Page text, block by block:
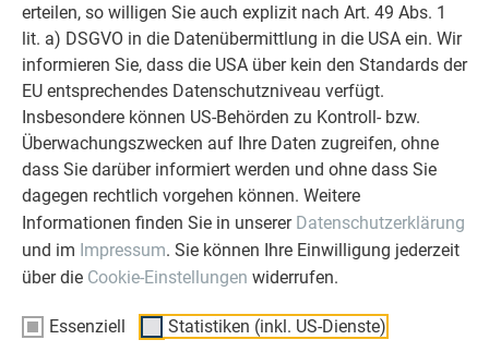
erteilen, so willigen Sie auch explizit nach Art. 49 Abs. 1
lit. a) DSGVO in die Datenübermittlung in die USA ein. Wir
informieren Sie, dass die USA über kein den Standards der
EU entsprechendes Datenschutzniveau verfügt.
Insbesondere können US-Behörden zu Kontroll- bzw.
Überwachungszwecken auf Ihre Daten zugreifen, ohne
dass Sie darüber informiert werden und ohne dass Sie
dagegen rechtlich vorgehen können. Weitere
Informationen finden Sie in unserer Datenschutzerklärung
und im Impressum. Sie können Ihre Einwilligung jederzeit
über die Cookie-Einstellungen widerrufen.
Essenziell Statistiken (inkl. US-Dienste)
- Innen-/Außenecke
- Fenstereinfassung (Fensterbank
mit Quetschfalte aus PREFALZ |
Fensterleibung | Sturzausbildung )
Oberer Abschluss
¬ Bearbeitung und Montage Sidings
auf Holz- und Aluminiumunterkonstruktion
¬ Anwendung der Sturmsicherungsklips
(stirnseiting)
WEITERE PRAXIS-ANWENDUNG: